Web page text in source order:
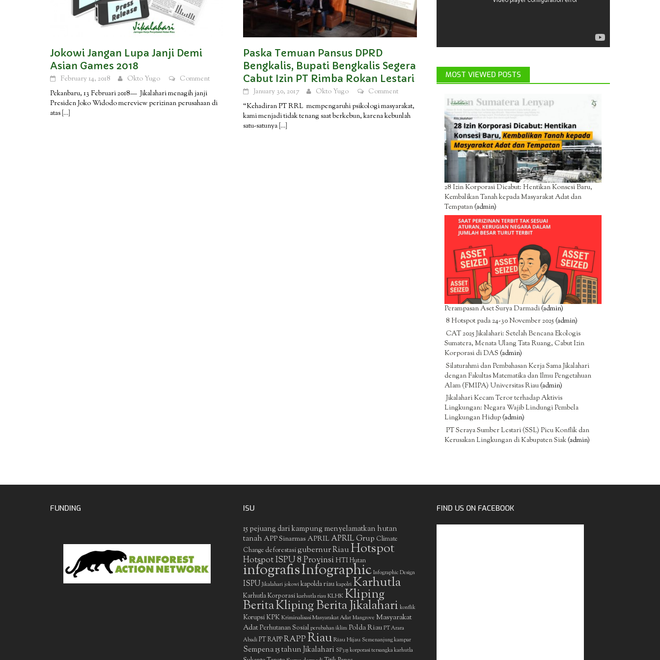
Jokowi Jangan Lupa Janji Demi
Asian Games 2018
February 14, 2018 Okto Yugo
Comment
Pekanbaru, 13 Februari 2018— Jikalahari menagih janji
Presiden Joko Widodo mereview perizinan perusahaan di
atas […]
Paska Temuan Pansus DPRD
Bengkalis, Bupati Bengkalis Segera
Cabut Izin PT Rimba Rokan Lestari
January 30, 2017 Okto Yugo
Comment
“Kehadiran PT RRL mempengaruhi psikologi masyarakat,
kami menjadi tidak tenang saat berkebun, karena kebunlah
satu-satunya […]
MOST VIEWED POSTS
28 Izin Korporasi Dicabut: Hentikan Konsesi Baru,
Kembalikan Tanah kepada Masyarakat Adat dan
Tempatan(admin)
Perampasan Aset Surya Darmadi(admin)
8 Hotspot pada 24-30 November 2025(admin)
CAT 2025 Jikalahari: Setelah Bencana Ekologis
Sumatera, Menata Ulang Tata Ruang, Cabut Izin
Korporasi di DAS (admin)
Silaturahmi dan Pembahasan Kerja Sama Jikalahari
dengan Fakultas Matematika dan Ilmu Pengetahuan
Alam (FMIPA) Universitas Riau(admin)
Jikalahari Kecam Teror terhadap Aktivis
Lingkungan: Negara Wajib Lindungi Pembela
Lingkungan Hidup(admin)
PT Seraya Sumber Lestari (SSL) Picu Konflik dan
Kerusakan Lingkungan di Kabupaten Siak(admin)
FUNDING ISU
15 pejuang dari kampung menyelamatkan hutan
tanah APP Sinarmas APRIL APRIL Grup Climate
Change deforestasigubernur RiauHotspot
Hotspot ISPU 8 ProvinsiHTIHutan
infografisInfographic Infographic Design
ISPU Jikalahari jokowi kapolda riau kapolri Karhutla
Karhutla Korporasi karhutla riau KLHKKliping
BeritaKliping Berita Jikalahari konflik
Korupsi KPK Kriminalisasi Masyarakat Adat Mangrove Masyarakat
AdatPerhutanan Sosial perubahan iklim Polda Riau PT Arara
Abadi PT RAPPRAPPRiauRiau Hijau Semenanjung kampar
Sempena 15 tahun Jikalahari SP3 15 korporasi tersangka karhutla
FIND US ON FACEBOOK